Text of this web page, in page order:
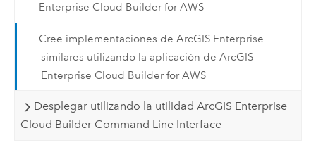
Enterprise Cloud Builder for AWS
Cree implementaciones de ArcGIS Enterprise
similares utilizando la aplicación de ArcGIS
Enterprise Cloud Builder for AWS
Desplegar utilizando la utilidad ArcGIS Enterprise
Cloud Builder Command Line Interface